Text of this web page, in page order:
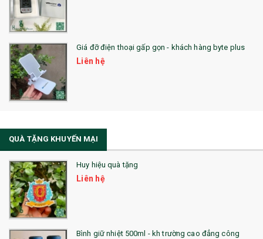
SẢN PHẨM ĐÃ THỰC HIỆN
QUÀ TẶNG SỨC KHỎE
SẢN PHẨM MỚI 2021
Sổ Sạc Đa Năng
La Fonte
Giá đỡ điện thoại gấp gọn - khách hàng byte plus
Liên hệ
QUÀ TẶNG KHUYẾN MẠI
Huy hiệu quà tặng
Liên hệ
Bình giữ nhiệt 500ml - kh trường cao đẳng công